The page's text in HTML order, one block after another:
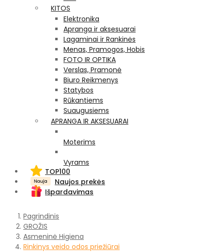
KITOS
Elektronika
Apranga ir aksesuarai
Lagaminai ir Rankinės
Menas, Pramogos, Hobis
FOTO IR OPTIKA
Verslas, Pramonė
Biuro Reikmenys
Statybos
Rūkantiems
Suaugusiems
APRANGA IR AKSESUARAI
Moterims
Vyrams
TOP100
Naujos prekės
Išpardavimas
Pagrindinis
GROŽIS
Asmeninė Higiena
Rinkinys veido odos priežiūrai